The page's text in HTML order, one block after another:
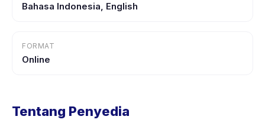
Bahasa Indonesia, English
FORMAT
Online
Tentang Penyedia